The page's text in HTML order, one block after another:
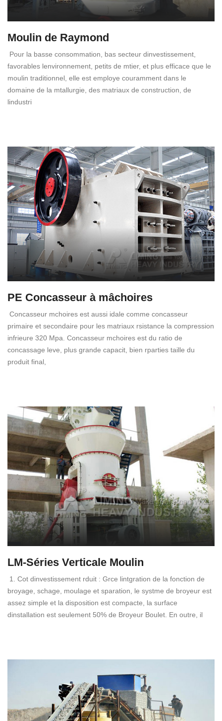
Moulin de Raymond
Pour la basse consommation, bas secteur dinvestissement,
favorables lenvironnement, petits de mtier, et plus efficace que le
moulin traditionnel, elle est employe couramment dans le
domaine de la mtallurgie, des matriaux de construction, de
lindustri
PE Concasseur à mâchoires
Concasseur mchoires est aussi idale comme concasseur
primaire et secondaire pour les matriaux rsistance la compression
infrieure 320 Mpa. Concasseur mchoires est du ratio de
concassage leve, plus grande capacit, bien rparties taille du
produit final,
LM-Séries Verticale Moulin
1. Cot dinvestissement rduit : Grce lintgration de la fonction de
broyage, schage, moulage et sparation, le systme de broyeur est
assez simple et la disposition est compacte, la surface
dinstallation est seulement 50% de Broyeur Boulet. En outre, il